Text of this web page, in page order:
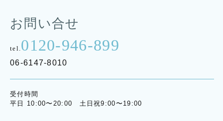
お問い合せ
tel. 0120-946-899
06-6147-8010
受付時間
平日 10:00〜20:00 土日祝9:00〜19:00